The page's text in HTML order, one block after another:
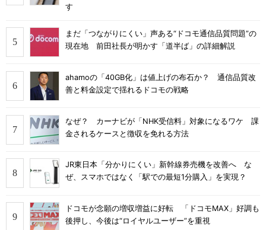
す
まだ「つながりにくい」声ある“ドコモ通信品質問題”の
現在地 前田社長が明かす「道半ば」の詳細解説
ahamoの「40GB化」は値上げの布石か？ 通信品質改
善と料金設定で揺れるドコモの戦略
なぜ？ カーナビが「NHK受信料」対象になるワケ 課
金されるケースと徴収を免れる方法
JR東日本「分かりにくい」新幹線券売機を改善へ な
ぜ、スマホではなく「駅での最短1分購入」を実現？
ドコモが念願の増収増益に好転 「ドコモMAX」好調も
後押し、今後は“ロイヤルユーザー”を重視